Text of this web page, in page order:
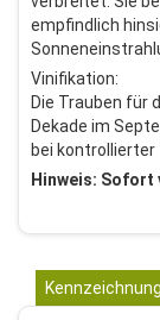
empfindlich
Vinifikation:
Die Trauben für
Dekade im
bei kontrollierter
Hinweis: Sofort
Kennzeichnung